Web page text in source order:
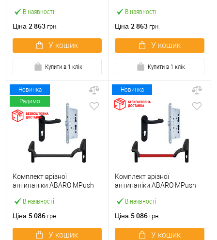
В наявності
чорний із замком та ручкою
Ціна 2 863 грн.
У кошик
Купити в 1 клік
В наявності
червоний із замком та
Ціна 2 863 грн.
У кошик
Купити в 1 клік
Новинка
Радимо
В наявності
Комплект врізної
антипаніки ABARO МPush
чорний із замком та ручкою
Ціна 5 086 грн.
У кошик
Новинка
В наявності
Комплект врізної
антипаніки ABARO МPush
червоний із замком та
Ціна 5 086 грн.
У кошик